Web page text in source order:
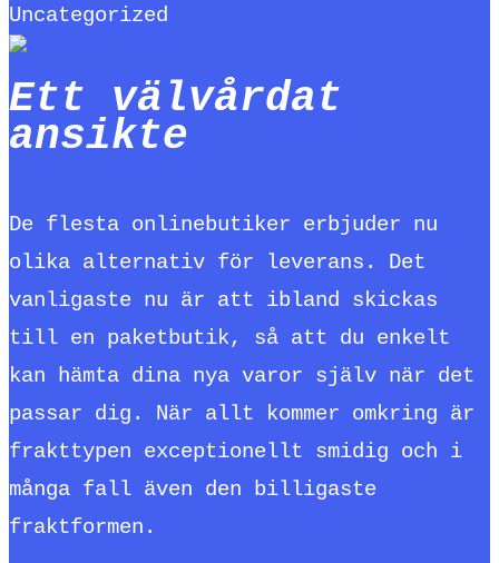
Uncategorized
Ett välvårdat
ansikte
De flesta onlinebutiker erbjuder nu
olika alternativ för leverans. Det
vanligaste nu är att ibland skickas
till en paketbutik, så att du enkelt
kan hämta dina nya varor själv när det
passar dig. När allt kommer omkring är
frakttypen exceptionellt smidig och i
många fall även den billigaste
fraktformen.